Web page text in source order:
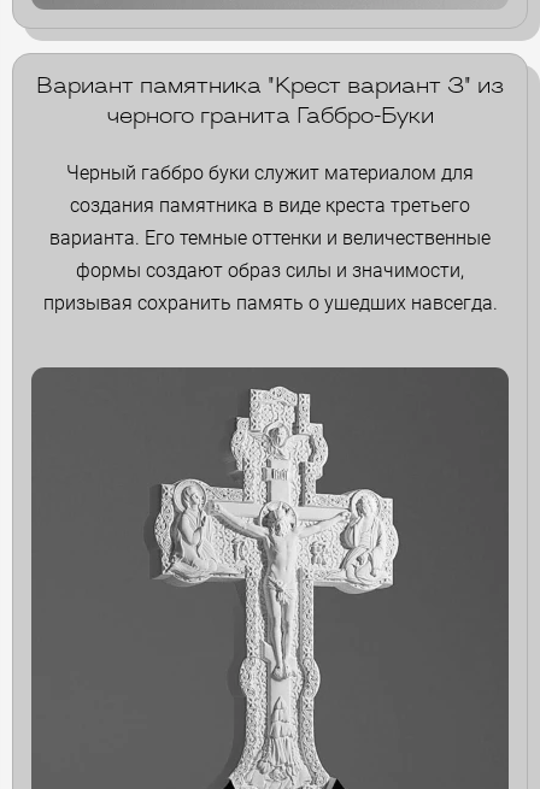
Вариант памятника "Крест вариант 3" из
черного гранита Габбро-Буки
Черный габбро буки служит материалом для
создания памятника в виде креста третьего
варианта. Его темные оттенки и величественные
формы создают образ силы и значимости,
призывая сохранить память о ушедших навсегда.